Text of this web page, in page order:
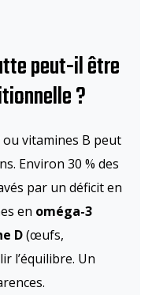
peut-il être
?
vitamines B peut
Environ 30 % des
par un déficit en
en oméga-3
D(œufs,
l’équilibre. Un